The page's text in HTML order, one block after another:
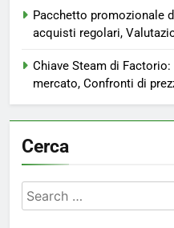
Pacchetto promozionale
acquisti regolari,
Chiave Steam di
mercato, Confronti di
Cerca
Search
for: